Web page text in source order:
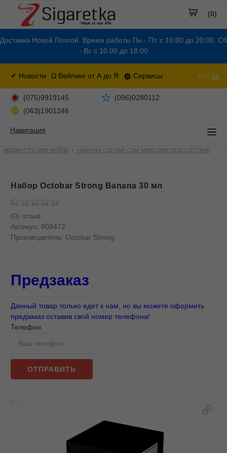
Доставка Новой Почтой. Время работы Пн - Пт. с 10:00 до 20:00. Сб
- Вс с 10:00 до 18:00
✔ Новости Ω Вейпинг от А до Я Сервисы ru | ua
(0)
(075)9919145
(096)0280112
(063)1901246
Навигация
ЖИДКОСТИ ДЛЯ ВЕЙПА НАБОРЫ СДЕЛАЙ САМ 50/50 (ДЛЯ ПОД-СИСТЕМ)
Набор Octobar Strong Banana 30 мл
(0) отзыв
Артикул: 808472
Производитель: Octobar Strong
Предзаказ
Данный товар только едет к нам, но вы можете оформить
предзаказ оставив свой номер телефона!
Телефон
ОТПРАВИТЬ